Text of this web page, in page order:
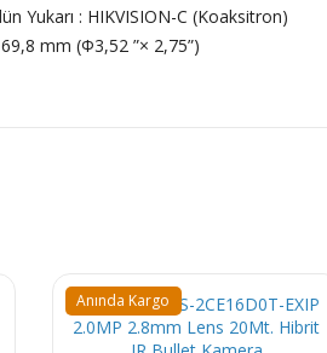
Yukarı : HIKVISION-C (Koaksitron)
mm (Φ3,52 ”× 2,75”)
Anında Kargo